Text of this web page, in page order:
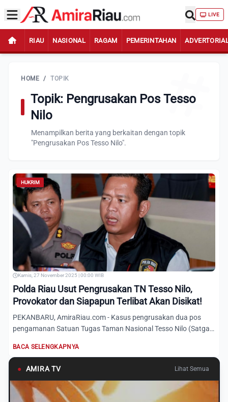
LIVE
RIAU NASIONAL RAGAM PEMERINTAHAN
HOME / TOPIK
Topik: Pengrusakan Pos Tesso
Nilo
Menampilkan berita yang berkaitan dengan topik
"Pengrusakan Pos Tesso Nilo".
HUKRIM
Kamis, 27 November 2025 | 00:00 WIB
Polda Riau Usut Pengrusakan TN Tesso Nilo,
Provokator dan Siapapun Terlibat Akan Disikat!
PEKANBARU, AmiraRiau.com - Kasus pengrusakan dua pos
pengamanan Satuan Tugas Taman Nasional Tesso Nilo (Satgas
BACA SELENGKAPNYA
● AMIRA TV Lihat Semua